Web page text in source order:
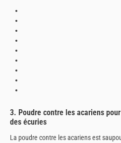
3. Poudre contre les acariens
des écuries
La poudre contre les acariens est